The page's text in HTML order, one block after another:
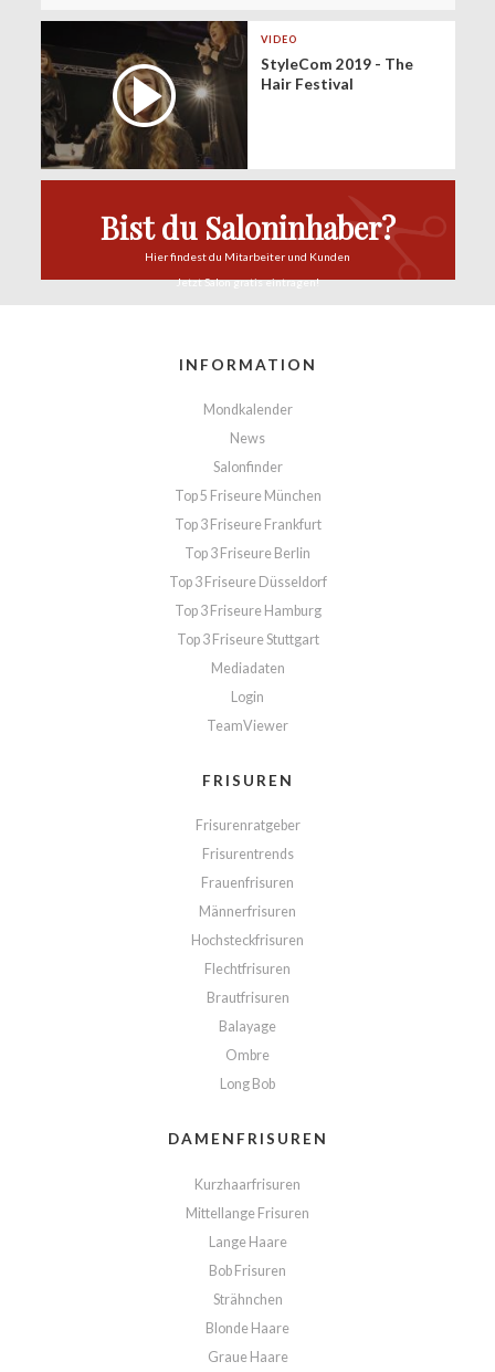
VIDEO
StyleCom 2019 - The
Hair Festival
Bist du Saloninhaber?
Hier findest du Mitarbeiter und Kunden
Jetzt Salongratis eintragen!
INFORMATION
Mondkalender
News
Salonfinder
Top 5 Friseure München
Top 3 Friseure Frankfurt
Top 3 Friseure Berlin
Top 3 Friseure Düsseldorf
Top 3 Friseure Hamburg
Top 3 Friseure Stuttgart
Mediadaten
Login
TeamViewer
FRISUREN
Frisurenratgeber
Frisurentrends
Frauenfrisuren
Männerfrisuren
Hochsteckfrisuren
Flechtfrisuren
Brautfrisuren
Balayage
Ombre
Long Bob
DAMENFRISUREN
Kurzhaarfrisuren
Mittellange Frisuren
Lange Haare
Bob Frisuren
Strähnchen
Blonde Haare
Graue Haare